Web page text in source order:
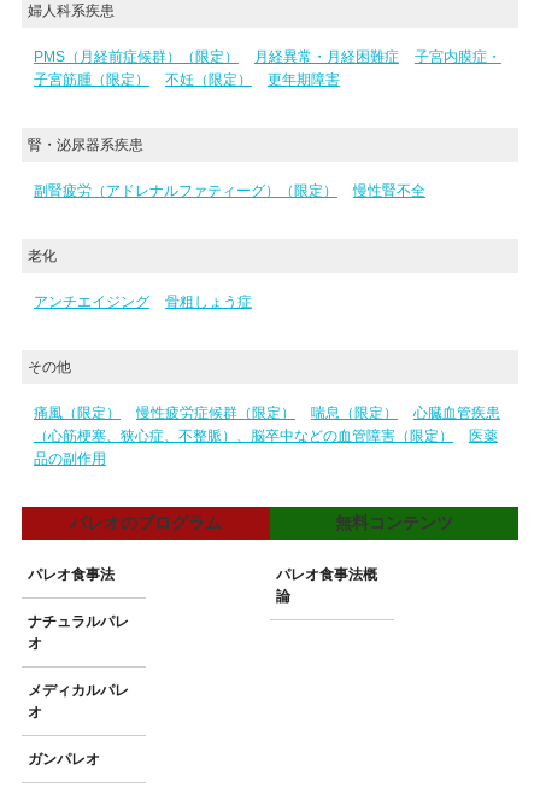
婦人科系疾患
PMS（月経前症候群）（限定） 月経異常・月経困難症
子宮内膜症・
子宮筋腫（限定）
不妊（限定） 更年期障害
腎・泌尿器系疾患
副腎疲労（アドレナルファティーグ）（限定） 慢性腎不全
老化
アンチエイジング 骨粗しょう症
その他
痛風（限定） 慢性疲労症候群（限定） 喘息（限定）
心臓血管疾患
（心筋梗塞、狭心症、不整脈）、脳卒中などの血管障害（限定）
医薬
品の副作用
パレオのプログラム
パレオ食事法
ナチュラルパレ
オ
メディカルパレ
オ
ガンパレオ
無料コンテンツ
パレオ食事法概
論